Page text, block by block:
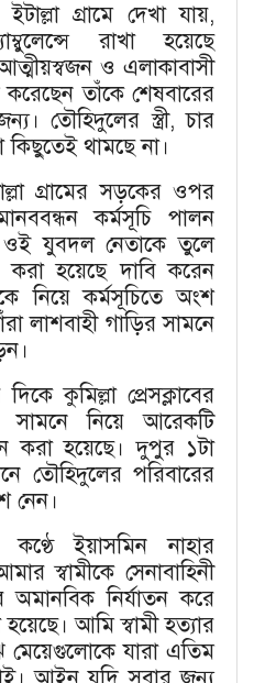
গ্রামে দেখা যায়,
রাখা হয়েছে
ও এলাকাবাসী
তাঁকে শেষবারের
তৌহিদুলের স্ত্রী, চার
কিছুতেই থামছে না।
গ্রামের সড়কের ওপর
কর্মসূচি পালন
যুবদল নেতাকে তুলে
করা হয়েছে দাবি করেন
নিয়ে কর্মসূচিতে অংশ
লাশবাহী গাড়ির সামনে
কুমিল্লা প্রেসক্লাবের
সামনে নিয়ে আরেকটি
করা হয়েছে। দুপুর ১টা
তৌহিদুলের পরিবারের
নেন।
কণ্ঠে ইয়াসমিন নাহার
স্বামীকে সেনাবাহিনী
নির্যাতন করে
আমি স্বামী হত্যার
যারা এতিম